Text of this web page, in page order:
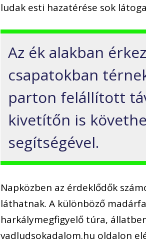
ludak esti hazatérése sok
Az ék alakban
csapatokban
parton felállított
kivetítőn is
segítségével.
Napközben az érdeklődők
láthatnak. A különböző
harkálymegfigyelő túra,
vadludsokadalom.hu oldalon